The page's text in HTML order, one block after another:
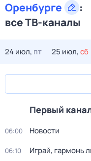
Оренбурге
:
все ТВ-каналы
24 июл, пт 25 июл,сб
Первый
06:00 Новости
06:10 Играй, гармонь